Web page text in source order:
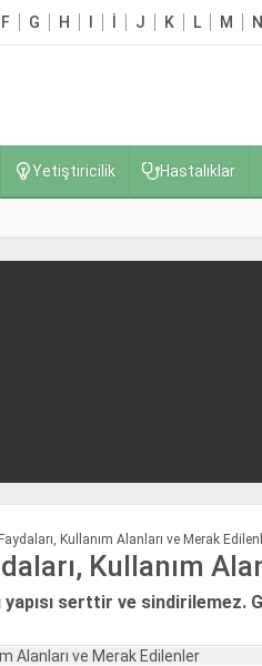
F G H J K L M N
Yetiştiricilik Hastalıklar
Kullanım Alanları ve Merak
Kullanım
serttir ve sindirilemez.